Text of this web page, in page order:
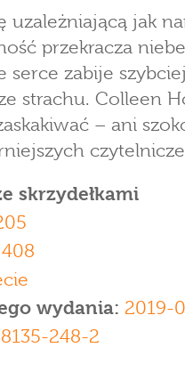
uzależniającą jak
przekracza
serce zabije
strachu. Colleen
– ani
skrzydełkami
408
wydania: 2019-
248-2